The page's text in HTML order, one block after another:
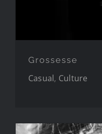
Grossesse
Casual, Culture